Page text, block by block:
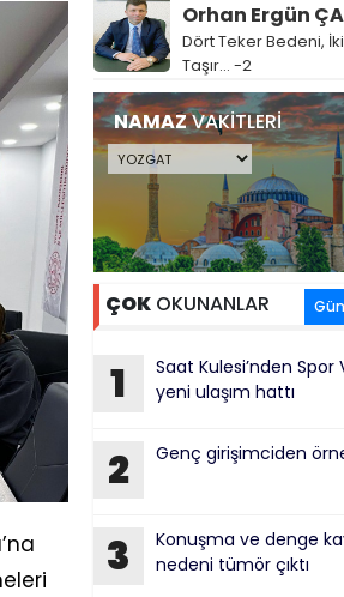
Orhan Ergün
Dört Teker Bedeni,
Taşır… -2
NAMAZVAKİTLERİ
ÇOKOKUNANLAR Gün
1
Saat Kulesi’nden Spor
yeni ulaşım hattı
2 Genç girişimciden
3
Konuşma ve denge
nedeni tümör çıktı